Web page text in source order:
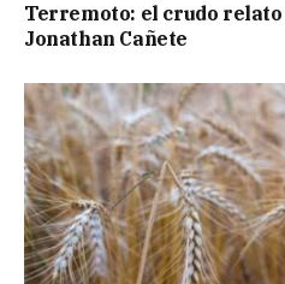
Terremoto: el crudo
Jonathan Cañete